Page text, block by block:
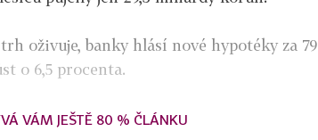
oživuje, banky hlásí nové hypotéky za 79
o 6,5 procenta.
VÁM JEŠTĚ 80 % ČLÁNKU